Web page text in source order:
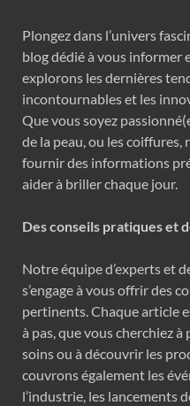
Plongez dans l’univers
blog dédié à vous informer
explorons les dernières
incontournables et les
Que vous soyez
de la peau, ou les
fournir des informations
aider à briller chaque jour.
Des conseils pratiques et
Notre équipe d’experts et
s’engage à vous offrir des
pertinents. Chaque article
à pas, que vous cherchiez
soins ou à découvrir les
couvrons également les
l’industrie, les lancements